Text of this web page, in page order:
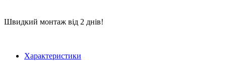
Швидкий монтаж від 2 днів!
Характеристики